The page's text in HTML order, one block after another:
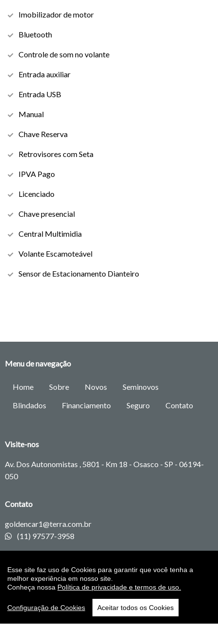
Imobilizador de motor
Bluetooth
Controle de som no volante
Entrada auxiliar
Entrada USB
Manual
Chave Reserva
Retrovisores com Seta
IPVA Pago
Licenciado
Chave presencial
Central Multimidia
Volante Escamoteável
Sensor de Estacionamento Dianteiro
Menu de navegação
Home Sobre Novos Seminovos
Blindados Financiamento Seguro Contato
Visite-nos
Av. Dos Autonomistas , 5801 - Km 18 - Osasco - SP - 06194-
050
Contato
goldencar1@terra.com.br
(11) 97577-3958
Esse site faz uso de Cookies para garantir que você tenha a
melhor experiência em nosso site.
Conheça nossa Política de privacidade e termos de uso.
Configuração de Cookies Aceitar todos os Cookies